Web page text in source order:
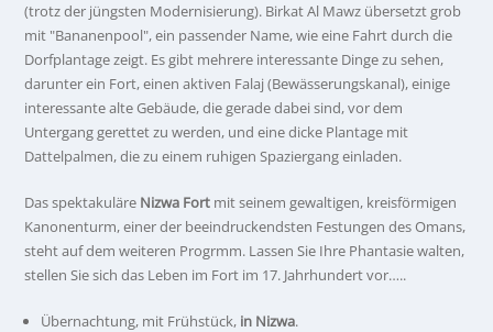
(trotz der jüngsten Modernisierung). Birkat Al Mawz übersetzt grob
mit "Bananenpool", ein passender Name, wie eine Fahrt durch die
Dorfplantage zeigt. Es gibt mehrere interessante Dinge zu sehen,
darunter ein Fort, einen aktiven Falaj (Bewässerungskanal), einige
interessante alte Gebäude, die gerade dabei sind, vor dem
Untergang gerettet zu werden, und eine dicke Plantage mit
Dattelpalmen, die zu einem ruhigen Spaziergang einladen.
Das spektakuläre Nizwa Fort mit seinem gewaltigen, kreisförmigen
Kanonenturm, einer der beeindruckendsten Festungen des Omans,
steht auf dem weiteren Progrmm. Lassen Sie Ihre Phantasie walten,
stellen Sie sich das Leben im Fort im 17. Jahrhundert vor…..
Übernachtung, mit Frühstück, in Nizwa.